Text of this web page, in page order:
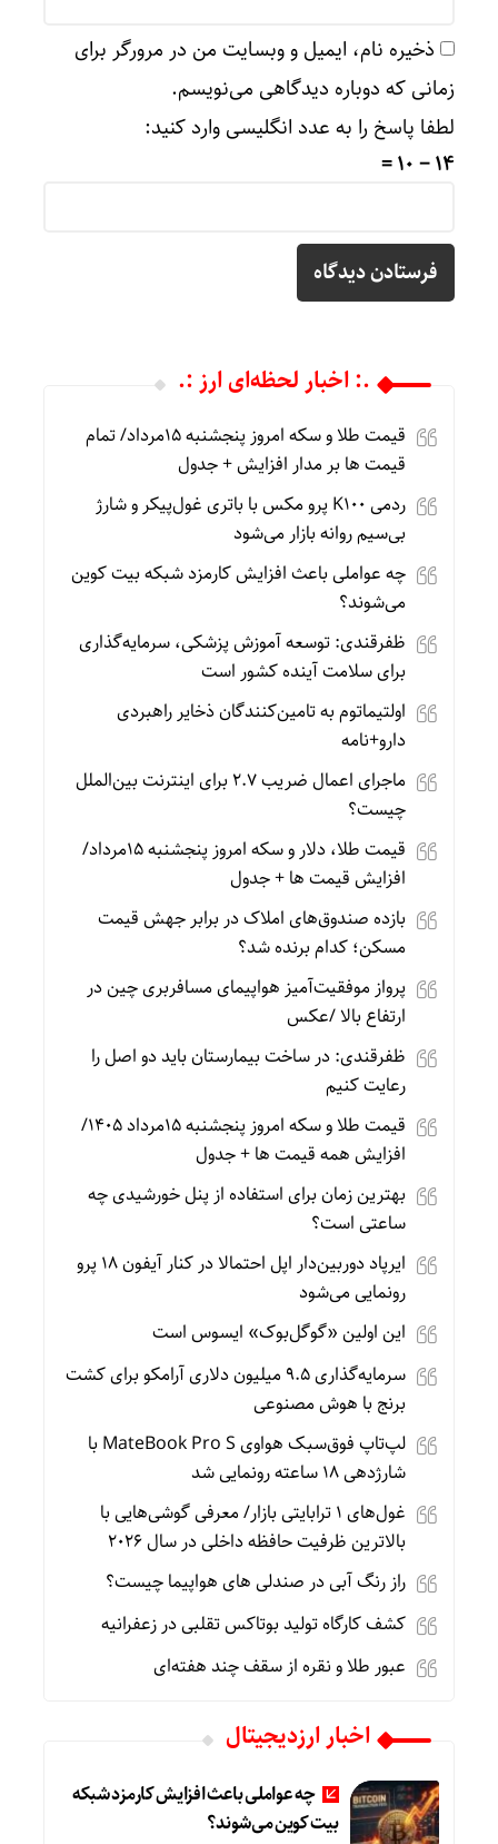
ذخیره نام، ایمیل و وبسایت من در مرورگر برای
زمانی که دوباره دیدگاهی می‌نویسم.
لطفا پاسخ را به عدد انگلیسی وارد کنید:
14 − 10 =
.: اخبار لحظه‌ای ارز :.
قیمت طلا و سکه امروز پنجشنبه 15مرداد/ تمام
قیمت ها بر مدار افزایش + جدول
ردمی K100 پرو مکس با باتری غول‌پیکر و شارژ
بی‌سیم روانه بازار می‌شود
چه عواملی باعث افزایش کارمزد شبکه بیت کوین
می‌شوند؟
ظفرقندی: توسعه آموزش پزشکی، سرمایه‌گذاری
برای سلامت آینده کشور است
اولتیماتوم به تامین‌کنندگان ذخایر راهبردی
دارو+نامه
ماجرای اعمال ضریب ۲.۷ برای اینترنت بین‌الملل
چیست؟
قیمت طلا، دلار و سکه امروز پنجشنبه 15مرداد/
افزایش قیمت ها + جدول
بازده صندوق‌های املاک در برابر جهش قیمت
مسکن؛ کدام برنده شد؟
پرواز موفقیت‌آمیز هواپیمای مسافربری چین در
ارتفاع بالا /عکس
ظفرقندی: در ساخت بیمارستان باید دو اصل را
رعایت کنیم
قیمت طلا و سکه امروز پنجشنبه 15مرداد 1405/
افزایش همه قیمت ها + جدول
بهترین زمان برای استفاده از پنل خورشیدی چه
ساعتی است؟
ایرپاد دوربین‌دار اپل احتمالا در کنار آیفون ۱۸ پرو
رونمایی می‌شود
این اولین «گوگل‌بوک» ایسوس است
سرمایه‌گذاری ۹.۵ میلیون دلاری آرامکو برای کشت
برنج با هوش مصنوعی
لپ‌تاپ فوق‌سبک هواوی MateBook Pro S با
شارژدهی ۱۸ ساعته رونمایی شد
غول‌های ۱ ترابایتی بازار/ معرفی گوشی‌هایی با
بالاترین ظرفیت حافظه داخلی در سال ۲۰۲۶
راز رنگ آبی در صندلی های هواپیما چیست؟
کشف کارگاه تولید بوتاکس تقلبی در زعفرانیه
عبور طلا و نقره از سقف چند هفته‌ای
اخبار ارزدیجیتال
چه عواملی باعث افزایش کارمزد شبکه
بیت کوین می‌شوند؟